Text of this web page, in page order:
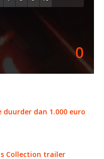
0
duurder dan 1.000 euro
Collection trailer